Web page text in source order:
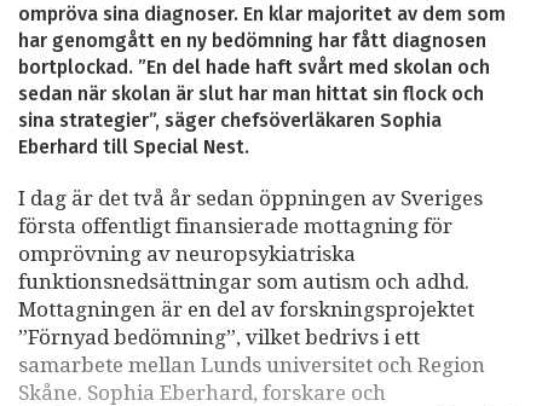
ompröva sina diagnoser. En klar majoritet av dem som
har genomgått en ny bedömning har fått diagnosen
bortplockad. ”En del hade haft svårt med skolan och
sedan när skolan är slut har man hittat sin flock och
sina strategier”, säger chefsöverläkaren Sophia
Eberhard till Special Nest.
I dag är det två år sedan öppningen av Sveriges
första offentligt finansierade mottagning för
omprövning av neuropsykiatriska
funktionsnedsättningar som autism och adhd.
Mottagningen är en del av forskningsprojektet
”Förnyad bedömning”, vilket bedrivs i ett
samarbete mellan Lunds universitet och Region
Skåne. Sophia Eberhard, forskare och